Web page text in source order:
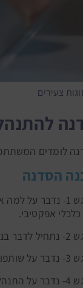
צעירים
לומדים
הסדנה
מפגש 1- נדבר על
כלכלי אפקטיבי.
ונבין מה עומד בין צורך לרצון.
הבנת תלוש שכר ומושגי יסוד בפנסיה.
המשפחה, מושגים במשכנתא.